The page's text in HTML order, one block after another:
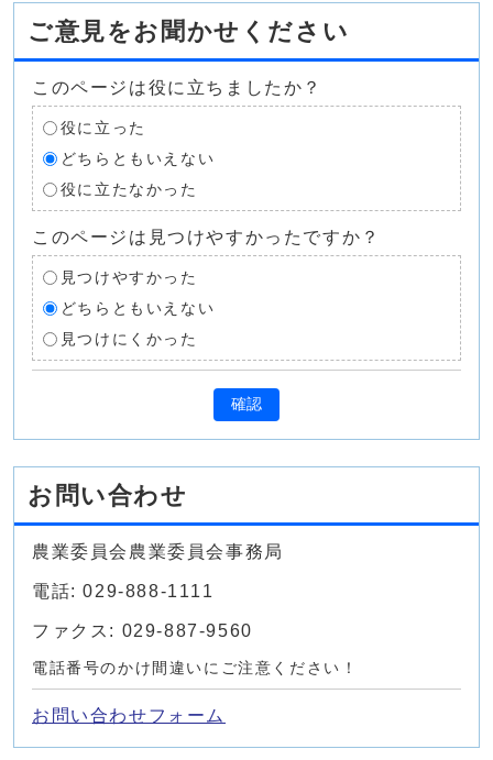
ご意見をお聞かせください
このページは役に立ちましたか？
役に立った
どちらともいえない
役に立たなかった
このページは見つけやすかったですか？
見つけやすかった
どちらともいえない
見つけにくかった
確認
お問い合わせ
農業委員会農業委員会事務局
電話: 029-888-1111
ファクス: 029-887-9560
電話番号のかけ間違いにご注意ください！
お問い合わせフォーム